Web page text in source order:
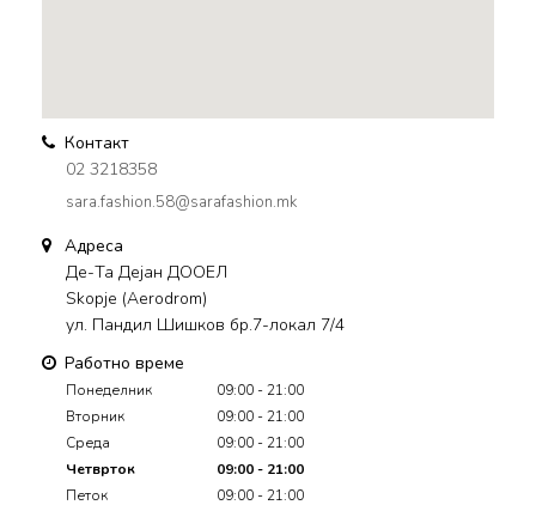
Контакт
02 3218358
sara.fashion.58@sarafashion.mk
Адреса
Де-Та Дејан ДООЕЛ
Skopje (Aerodrom)
ул. Пандил Шишков бр.7-локал 7/4
Работно време
Понеделник
09:00 - 21:00
Вторник
09:00 - 21:00
Среда
09:00 - 21:00
Четврток
09:00 - 21:00
Петок
09:00 - 21:00